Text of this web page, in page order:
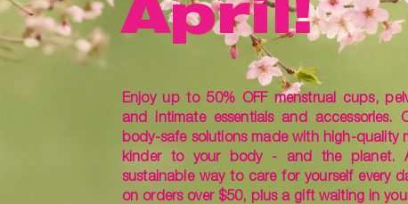
Enjoy up to 50% OFF menstrual cups,
and intimate essentials and accessories.
body-safe solutions made with high-quality
kinder to your body - and the planet.
sustainable way to care for yourself every
on orders over $50, plus a gift waiting in